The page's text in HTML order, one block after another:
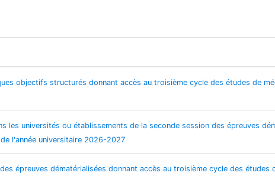
objectifs structurés donnant accès au troisième cycle des études de
universités ou établissements de la seconde session des épreuves
l'année universitaire 2026-2027
épreuves dématérialisées donnant accès au troisième cycle des études